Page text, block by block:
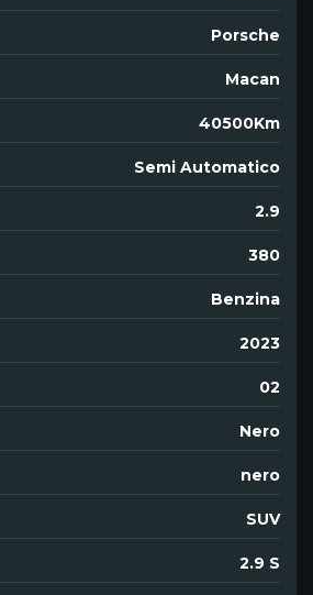
Porsche
Macan
40500Km
Semi Automatico
2.9
380
Benzina
2023
02
Nero
nero
SUV
2.9 S